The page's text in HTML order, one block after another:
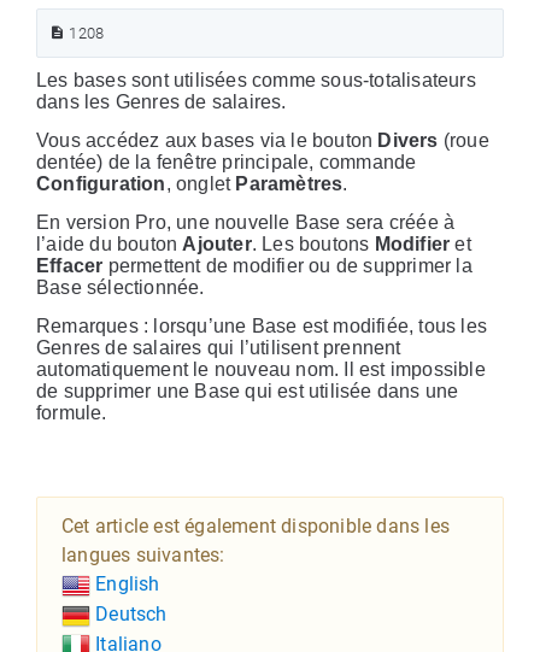
1208
Les bases sont utilisées comme sous-totalisateurs
dans les Genres de salaires.
Vous accédez aux bases via le bouton Divers (roue
dentée) de la fenêtre principale, commande
Configuration, onglet Paramètres.
En version Pro, une nouvelle Base sera créée à
l’aide du bouton Ajouter. Les boutons Modifier et
Effacer permettent de modifier ou de supprimer la
Base sélectionnée.
Remarques : lorsqu’une Base est modifiée, tous les
Genres de salaires qui l’utilisent prennent
automatiquement le nouveau nom. Il est impossible
de supprimer une Base qui est utilisée dans une
formule.
Cet article est également disponible dans les
langues suivantes:
English
Deutsch
Italiano